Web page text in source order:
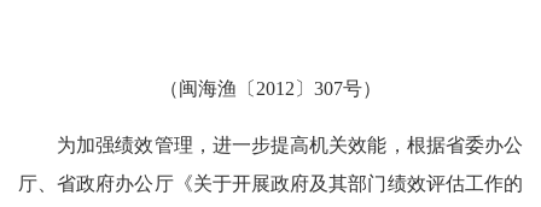
（闽海渔〔2012〕307号）
为加强绩效管理，进一步提高机关效能，根据省委办公
厅、省政府办公厅《关于开展政府及其部门绩效评估工作的